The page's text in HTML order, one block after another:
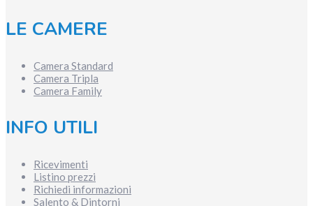
LE CAMERE
Camera Standard
Camera Tripla
Camera Family
INFO UTILI
Ricevimenti
Listino prezzi
Richiedi informazioni
Salento & Dintorni